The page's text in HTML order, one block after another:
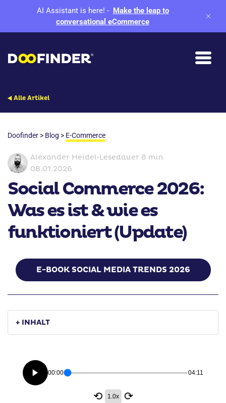
AI Assistant is here! - Make the leap to
conversational eCommerce
Alle Artikel
Doofinder > Blog > E-Commerce
Alexander Heidel•Lesedauer 8 min
08.01.2026
Social Commerce 2026:
Was es ist & wie es
funktioniert (Update)
E-BOOK SOCIAL MEDIA TRENDS 2026
+ INHALT
00:00 04:11
⟲ 1.0x ⟳